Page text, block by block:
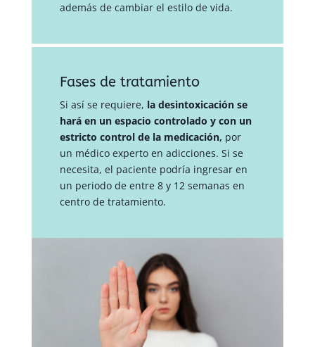
además de cambiar el estilo de vida.
Fases de tratamiento
Si así se requiere, la desintoxicación se
hará en un espacio controlado y con un
estricto control de la medicación, por
un médico experto en adicciones. Si se
necesita, el paciente podría ingresar en
un periodo de entre 8 y 12 semanas en
centro de tratamiento.